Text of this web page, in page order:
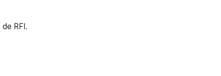
RFI.